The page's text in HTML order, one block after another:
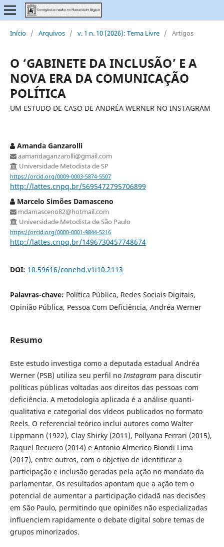
Início / Arquivos / v. 1 n. 10 (2026): Tema Livre / Artigos
O ‘GABINETE DA INCLUSÃO’ E A
NOVA ERA DA COMUNICAÇÃO
POLÍTICA
UM ESTUDO DE CASO DE ANDRÉA WERNER NO INSTAGRAM
Amanda Ganzarolli
aamandaganzarolli@gmail.com
Universidade Metodista de SP
https://orcid.org/0009-0003-5874-5507
http://lattes.cnpq.br/5695472795706899
Marcelo Simões Damasceno
mdamasceno82@hotmail.com
Universidade Metodista de São Paulo
https://orcid.org/0000-0001-9844-5216
http://lattes.cnpq.br/1496730457748674
DOI: 10.59616/conehd.v1i10.2113
Palavras-chave: Política Pública, Redes Sociais Digitais,
Opinião Pública, Pessoa Com Deficiência, Andréa Werner
Resumo
Este estudo investiga como a deputada estadual Andréa
Werner (PSB) utiliza seu perfil noInstagrampara discutir
políticas públicas voltadas aos direitos das pessoas com
deficiência. A metodologia aplicada é a análise quanti-
qualitativa e categorial dos vídeos publicados no formato
Reels. O referencial teórico inclui autores como Walter
Lippmann (1922), Clay Shirky (2011), Pollyana Ferrari (2015),
Raquel Recuero (2014) e Antonio Almerico Biondi Lima
(2017), entre outros, com o objetivo de identificar a
participação e inclusão geradas pela ação no mandato da
parlamentar. Os resultados apontam que a ação tem o
potencial de aumentar a participação cidadã nas decisões
em São Paulo, permitindo que opiniões não especializadas
influenciem rapidamente o debate digital sobre temas de
grupos minorizados.